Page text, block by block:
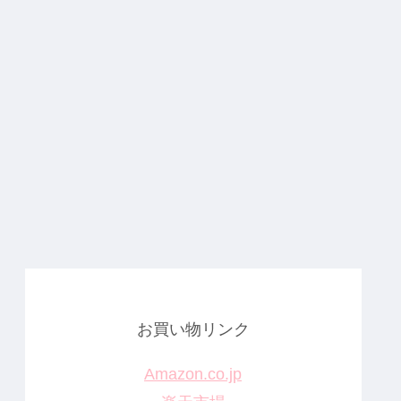
お買い物リンク
Amazon.co.jp